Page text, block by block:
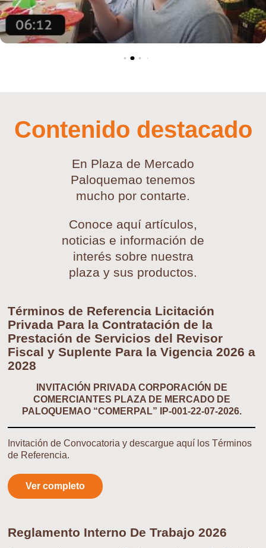
Contenido destacado
En Plaza de Mercado
Paloquemao tenemos
mucho por contarte.
Conoce aquí artículos,
noticias e información de
interés sobre nuestra
plaza y sus productos.
Términos de Referencia Licitación
Privada Para la Contratación de la
Prestación de Servicios del Revisor
Fiscal y Suplente Para la Vigencia 2026 a
2028
INVITACIÓN PRIVADA CORPORACIÓN DE
COMERCIANTES PLAZA DE MERCADO DE
PALOQUEMAO “COMERPAL” IP-001-22-07-2026.
Invitación de Convocatoria y descargue aquí los Términos
de Referencia.
Ver completo
Reglamento Interno De Trabajo 2026